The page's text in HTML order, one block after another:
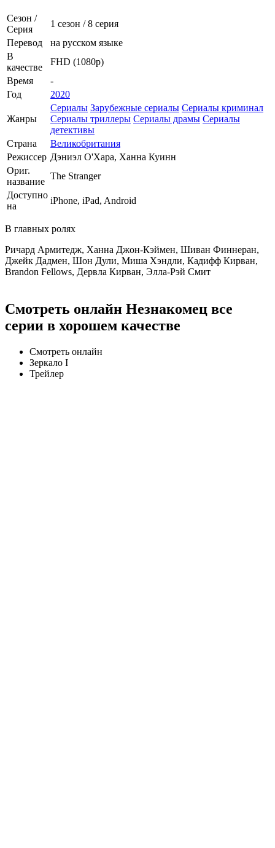
Сезон /
Серия
1 сезон /8 серия
Перевод
на русском языке
В
качестве
FHD (1080p)
Время
-
Год
2020
Жанры
Сериалы Зарубежные сериалы Сериалы криминал
Сериалы триллеры Сериалы драмы Сериалы
детективы
Страна
Великобритания
Режиссер Дэниэл О'Хара, Ханна Куинн
Ориг.
название
The Stranger
Доступно
на
iPhone, iPad, Android
В главных ролях
Ричард Армитедж, Ханна Джон-Кэймен, Шиван Финнеран,
Джейк Дадмен, Шон Дули, Миша Хэндли, Кадифф Кирван,
Brandon Fellows, Дервла Кирван, Элла-Рэй Смит
Смотреть онлайн Незнакомец все
серии в хорошем качестве
Смотреть онлайн
Зеркало I
Трейлер